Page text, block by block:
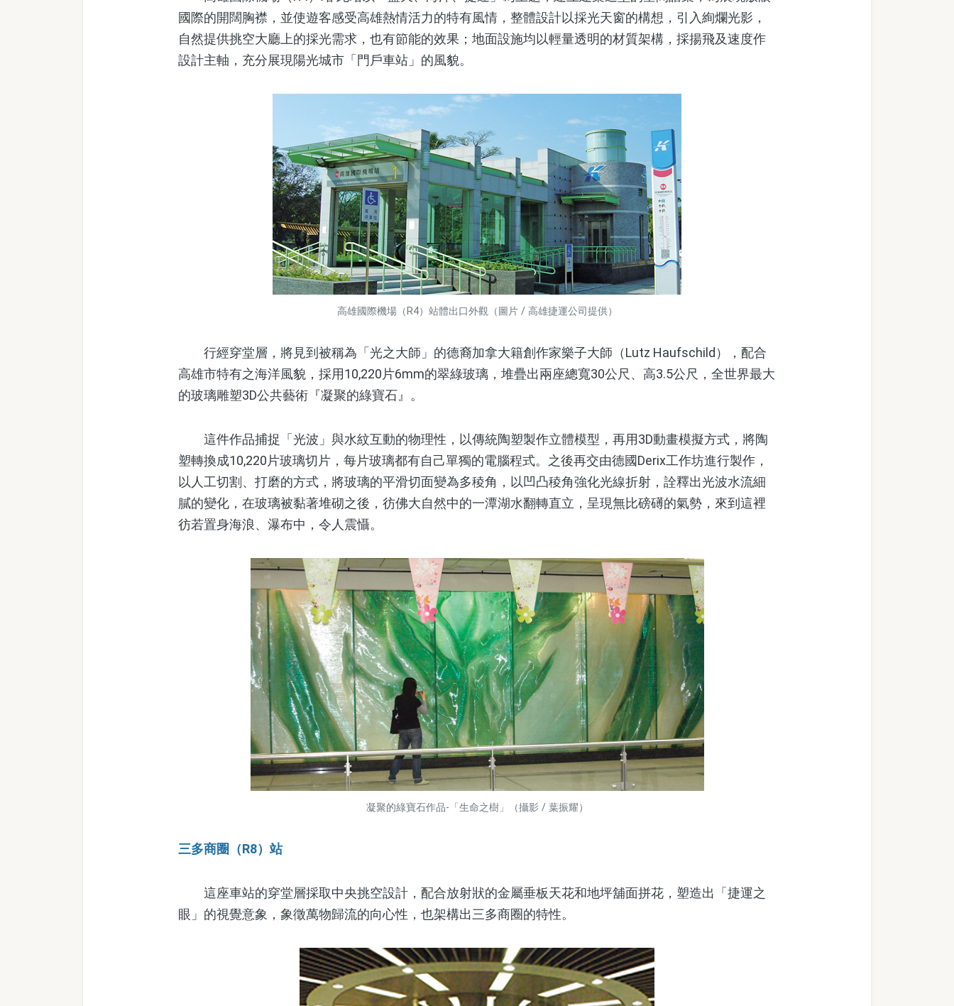
國際的開闊胸襟，並使遊客感受高雄熱情活力的特有風情，整體設計以採光天窗的構想，引入絢爛光影，
自然提供挑空大廳上的採光需求，也有節能的效果；地面設施均以輕量透明的材質架構，採揚飛及速度作
設計主軸，充分展現陽光城市「門戶車站」的風貌。
高雄國際機場（R4）站體出口外觀（圖片 / 高雄捷運公司提供）
行經穿堂層，將見到被稱為「光之大師」的德裔加拿大籍創作家樂子大師（Lutz Haufschild），配合
高雄市特有之海洋風貌，採用10,220片6mm的翠綠玻璃，堆疊出兩座總寬30公尺、高3.5公尺，全世界最大
的玻璃雕塑3D公共藝術『凝聚的綠寶石』。
這件作品捕捉「光波」與水紋互動的物理性，以傳統陶塑製作立體模型，再用3D動畫模擬方式，將陶
塑轉換成10,220片玻璃切片，每片玻璃都有自己單獨的電腦程式。之後再交由德國Derix工作坊進行製作，
以人工切割、打磨的方式，將玻璃的平滑切面變為多稜角，以凹凸稜角強化光線折射，詮釋出光波水流細
膩的變化，在玻璃被黏著堆砌之後，彷佛大自然中的一潭湖水翻轉直立，呈現無比磅礡的氣勢，來到這裡
彷若置身海浪、瀑布中，令人震懾。
凝聚的綠寶石作品-「生命之樹」（攝影 / 葉振耀）
三多商圈（R8）站
這座車站的穿堂層採取中央挑空設計，配合放射狀的金屬垂板天花和地坪舖面拼花，塑造出「捷運之
眼」的視覺意象，象徵萬物歸流的向心性，也架構出三多商圈的特性。